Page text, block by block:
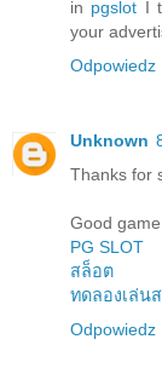
in pgslot I
your
Odpowiedz
Unknown
Thanks for
Good game
PG SLOT
สล็อต
ทดลองเล่น
Odpowiedz